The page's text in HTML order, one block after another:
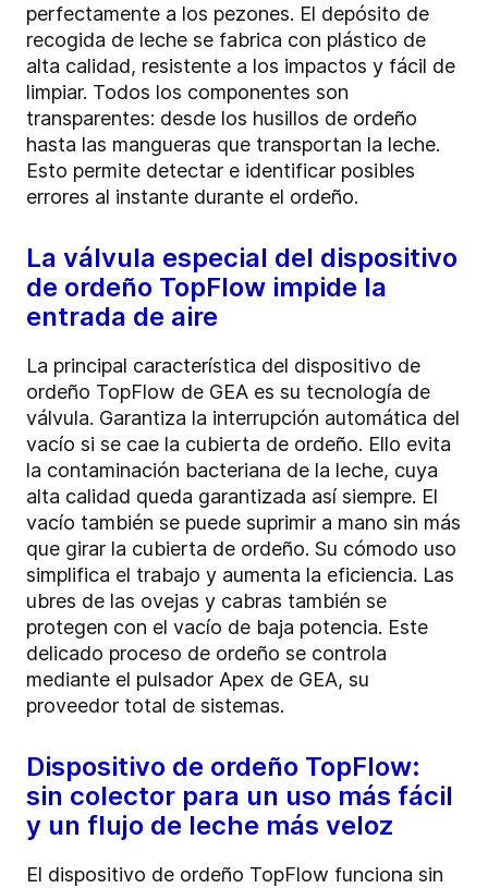
perfectamente a los pezones. El depósito de
recogida de leche se fabrica con plástico de
alta calidad, resistente a los impactos y fácil de
limpiar. Todos los componentes son
transparentes: desde los husillos de ordeño
hasta las mangueras que transportan la leche.
Esto permite detectar e identificar posibles
errores al instante durante el ordeño.
La válvula especial del dispositivo
de ordeño TopFlow impide la
entrada de aire
La principal característica del dispositivo de
ordeño TopFlow de GEA es su tecnología de
válvula. Garantiza la interrupción automática del
vacío si se cae la cubierta de ordeño. Ello evita
la contaminación bacteriana de la leche, cuya
alta calidad queda garantizada así siempre. El
vacío también se puede suprimir a mano sin más
que girar la cubierta de ordeño. Su cómodo uso
simplifica el trabajo y aumenta la eficiencia. Las
ubres de las ovejas y cabras también se
protegen con el vacío de baja potencia. Este
delicado proceso de ordeño se controla
mediante el pulsador Apex de GEA, su
proveedor total de sistemas.
Dispositivo de ordeño TopFlow:
sin colector para un uso más fácil
y un flujo de leche más veloz
El dispositivo de ordeño TopFlow funciona sin